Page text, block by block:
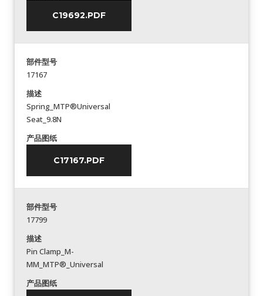
C19692.PDF
部件型号
17167
描述
Spring_MTP®Universal
Seat_9.8N
产品图纸
C17167.PDF
部件型号
17799
描述
Pin Clamp_M-
MM_MTP®_Universal
产品图纸